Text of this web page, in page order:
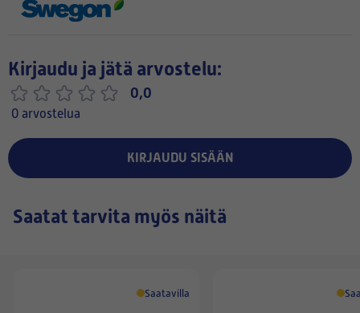
Kirjaudu ja jätä arvostelu:
0,0
0 arvostelua
KIRJAUDU SISÄÄN
Saatat tarvita myös näitä
Saatavilla